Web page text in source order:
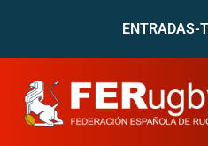
ENTRADAS-